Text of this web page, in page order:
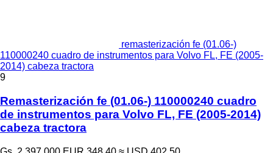
remasterización fe (01.06-)
110000240 cuadro de instrumentos para Volvo FL, FE (2005-
2014) cabeza tractora
9
Remasterización fe (01.06-) 110000240 cuadro
de instrumentos para Volvo FL, FE (2005-2014)
cabeza tractora